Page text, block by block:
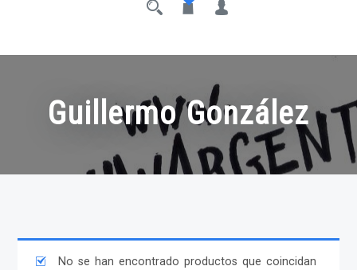
Guillermo González
No se han encontrado productos que coincidan